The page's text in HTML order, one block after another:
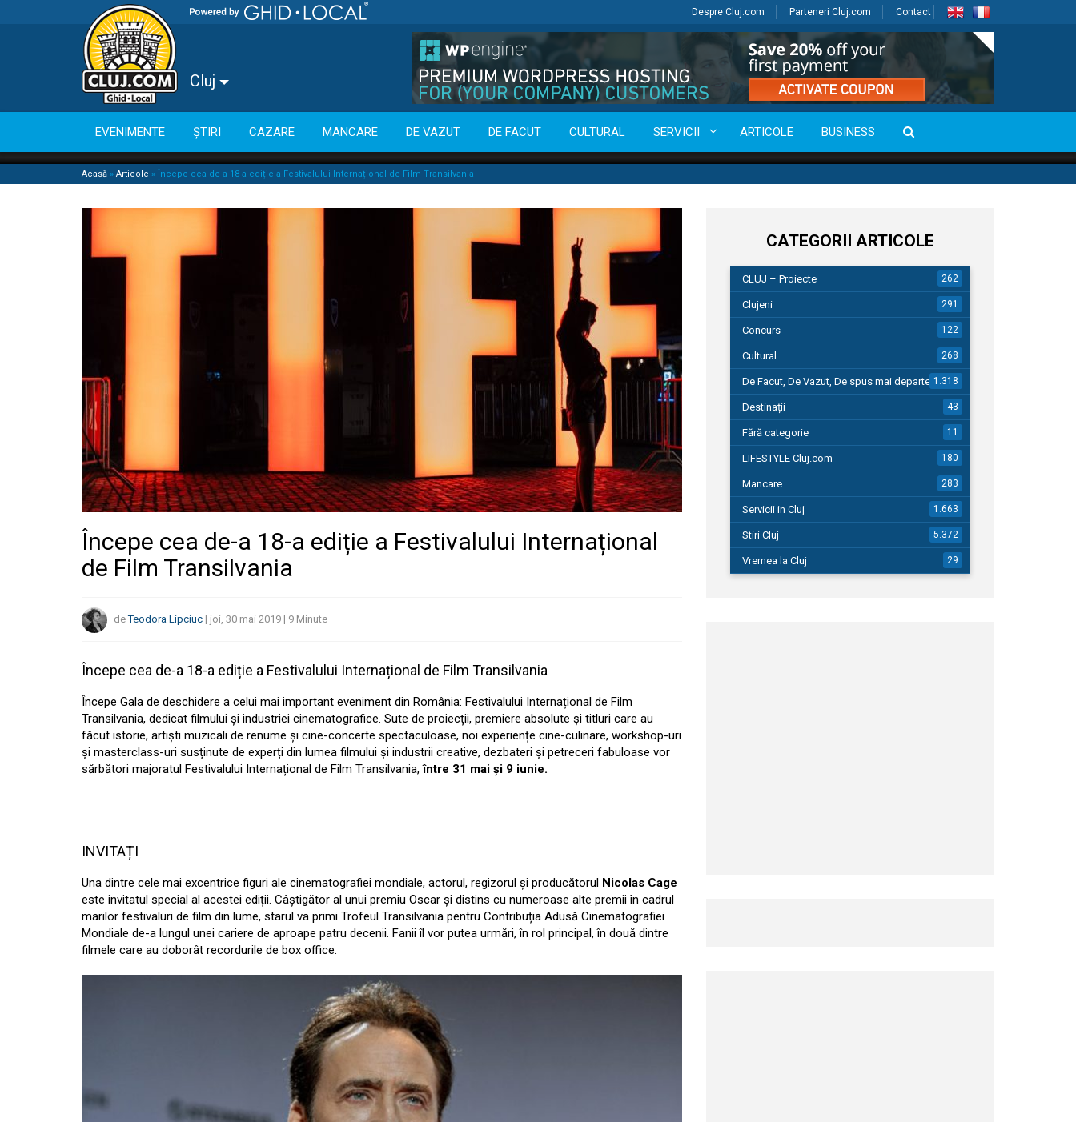
Despre Cluj.com Parteneri Cluj.com Contact
Cluj
EVENIMENTE ȘTIRI CAZARE MANCARE DE VAZUT DE FACUT CULTURAL SERVICII ARTICOLE BUSINESS
Acasă » Articole » Începe cea de-a 18-a ediție a Festivalului Internațional de Film Transilvania
Începe cea de-a 18-a ediție a Festivalului Internațional
de Film Transilvania
deTeodora Lipciuc | joi, 30 mai 2019 | 9 Minute
Începe cea de-a 18-a ediție a Festivalului Internațional de Film Transilvania
Începe Gala de deschidere a celui mai important eveniment din România: Festivalului Internațional de Film
Transilvania, dedicat filmului și industriei cinematografice. Sute de proiecții, premiere absolute și titluri care au
făcut istorie, artiști muzicali de renume și cine-concerte spectaculoase, noi experiențe cine-culinare, workshop-uri
și masterclass-uri susținute de experți din lumea filmului și industrii creative, dezbateri și petreceri fabuloase vor
sărbători majoratul Festivalului Internațional de Film Transilvania,între 31 mai și 9 iunie.
INVITAȚI
Una dintre cele mai excentrice figuri ale cinematografiei mondiale, actorul, regizorul și producătorul Nicolas Cage
este invitatul special al acestei ediții. Câștigător al unui premiu Oscar și distins cu numeroase alte premii în cadrul
marilor festivaluri de film din lume, starul va primi Trofeul Transilvania pentru Contribuția Adusă Cinematografiei
Mondiale de-a lungul unei cariere de aproape patru decenii. Fanii îl vor putea urmări, în rol principal, în două dintre
filmele care au doborât recordurile de box office.
CATEGORII ARTICOLE
CLUJ – Proiecte 262
Clujeni 291
Concurs 122
Cultural 268
De Facut, De Vazut, De spus mai departe…1.318
Destinații 43
Fără categorie 11
LIFESTYLE Cluj.com 180
Mancare 283
Servicii in Cluj 1.663
Stiri Cluj 5.372
Vremea la Cluj 29